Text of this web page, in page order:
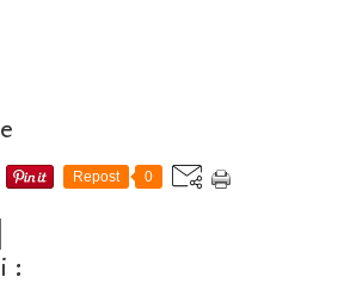
Repost 0
: